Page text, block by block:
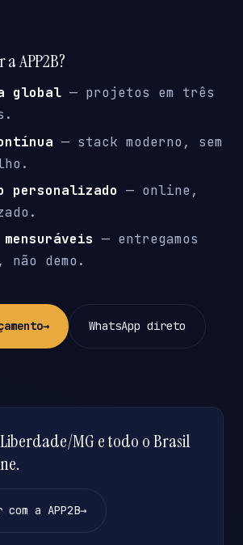
APP2B?
global — projetos em três
— stack moderno, sem
personalizado — online,
— entregamos
demo.
→ WhatsApp direto
MG e todo o Brasil
com a APP2B→